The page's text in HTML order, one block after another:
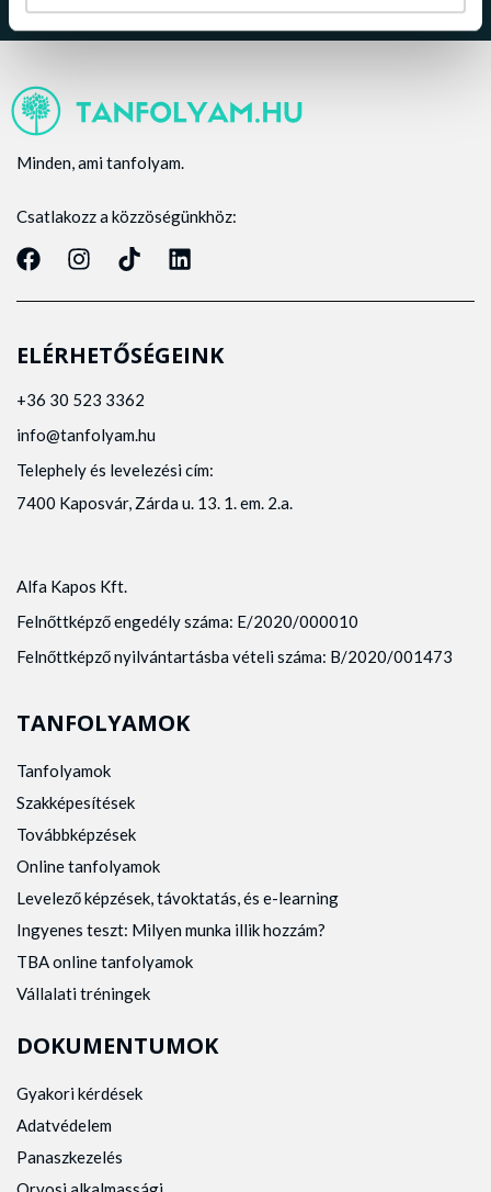
Minden, ami tanfolyam.
Csatlakozz a közzöségünkhöz:
ELÉRHETŐSÉGEINK
+36 30 523 3362
info@tanfolyam.hu
Telephely és levelezési cím:
7400 Kaposvár, Zárda u. 13. 1. em. 2.a.
Alfa Kapos Kft.
Felnőttképző engedély száma: E/2020/000010
Felnőttképző nyilvántartásba vételi száma: B/2020/001473
TANFOLYAMOK
Tanfolyamok
Szakképesítések
Továbbképzések
Online tanfolyamok
Levelező képzések, távoktatás, és e-learning
Ingyenes teszt: Milyen munka illik hozzám?
TBA online tanfolyamok
Vállalati tréningek
DOKUMENTUMOK
Gyakori kérdések
Adatvédelem
Panaszkezelés